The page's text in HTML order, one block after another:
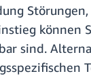
sind.